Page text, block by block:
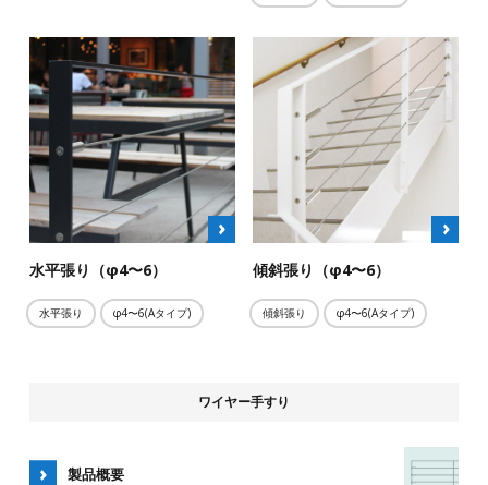
水平張り（φ4〜6）
水平張り φ4〜6(Aタイプ)
傾斜張り（φ4〜6）
傾斜張り φ4〜6(Aタイプ)
ワイヤー手すり
製品概要